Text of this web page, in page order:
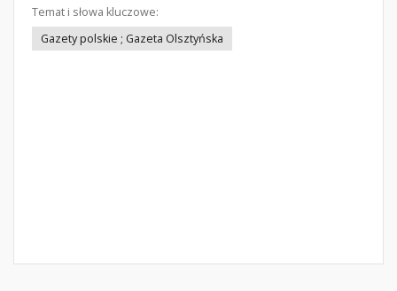
Temat i słowa kluczowe:
Gazety polskie ; Gazeta Olsztyńska